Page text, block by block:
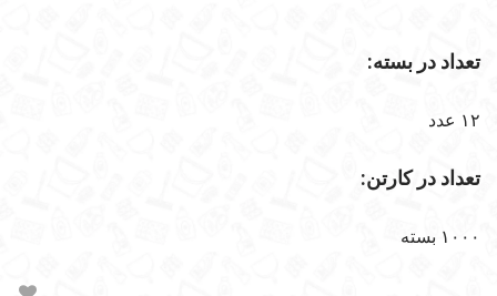
تعداد در بسته:
۱۲ عدد
تعداد در کارتن:
۱۰۰۰ بسته